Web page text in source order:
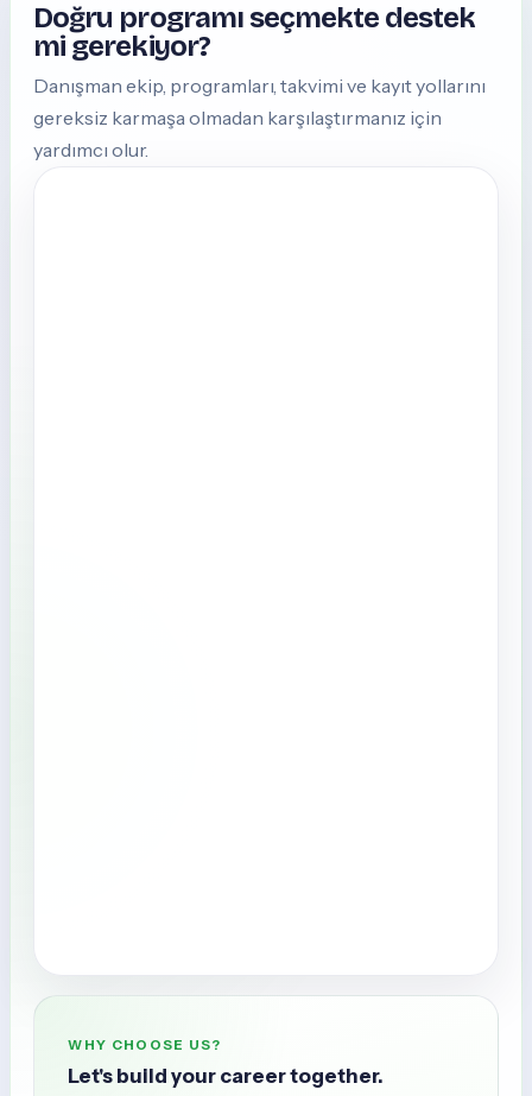
Doğru programı seçmekte destek
mi gerekiyor?
Danışman ekip, programları, takvimi ve kayıt yollarını
gereksiz karmaşa olmadan karşılaştırmanız için
yardımcı olur.
WHY CHOOSE US?
Let's build your career together.